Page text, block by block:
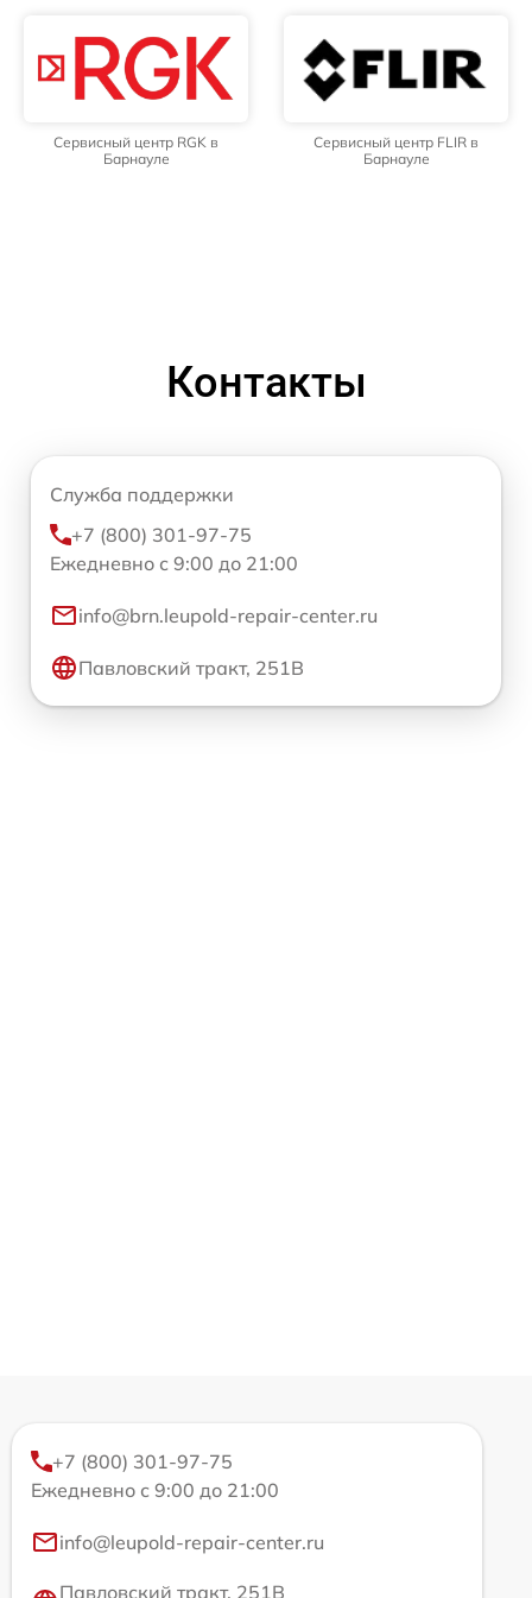
Сервисный центр RGK в
Барнауле
Сервисный центр FLIR в
Барнауле
Контакты
Служба поддержки
+7 (800) 301-97-75
Ежедневно с 9:00 до 21:00
info@brn.leupold-repair-center.ru
Павловский тракт, 251В
+7 (800) 301-97-75
Ежедневно с 9:00 до 21:00
info@leupold-repair-center.ru
Павловский тракт, 251В